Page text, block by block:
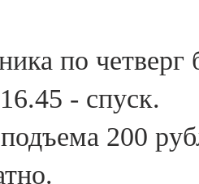
по
- спуск.
200